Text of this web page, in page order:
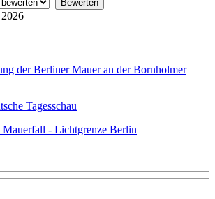
der Berliner Mauer an der Bornholmer
Tagesschau
Mauerfall - Lichtgrenze Berlin